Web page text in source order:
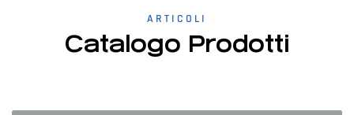
ARTICOLI
Catalogo Prodotti